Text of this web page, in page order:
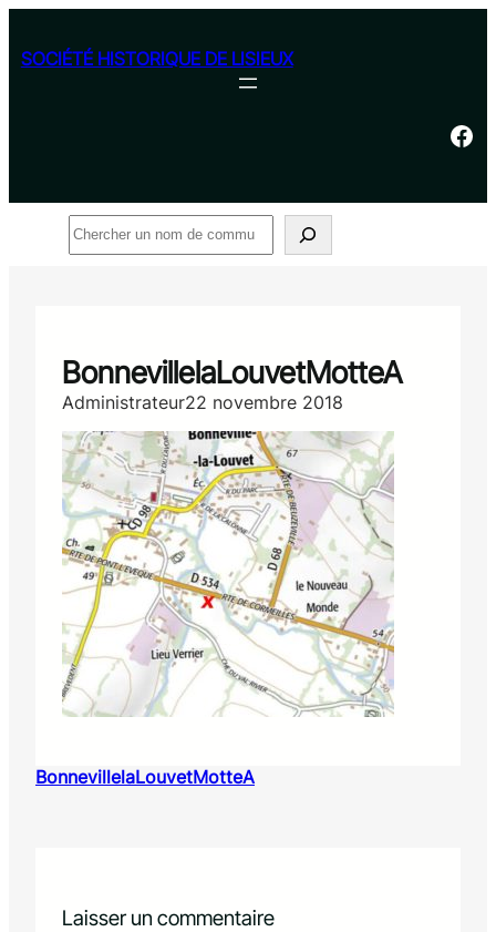
contenu
SOCIÉTÉ HISTORIQUE DE LISIEUX
Facebook
Rechercher
BonnevillelaLouvetMotteA
Administrateur22 novembre 2018
BonnevillelaLouvetMotteA
Laisser un commentaire